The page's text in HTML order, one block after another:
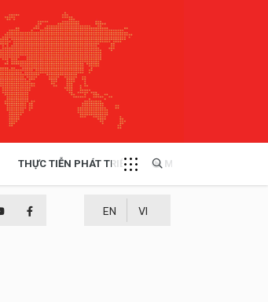
THỰC TIỄN PHÁT TRIỂN MULTIMEDIA
EN VI